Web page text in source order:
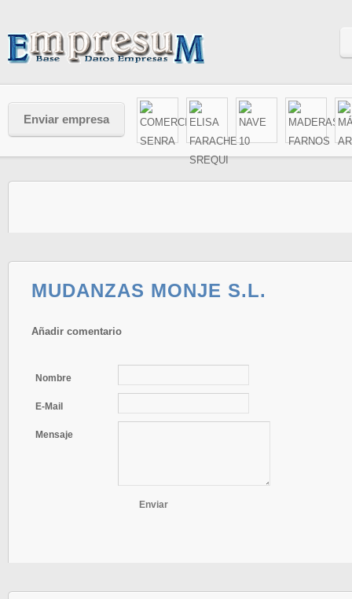
Enviar empresa
MUDANZAS MONJE S.L.
Añadir comentario
Nombre
E-Mail
Mensaje